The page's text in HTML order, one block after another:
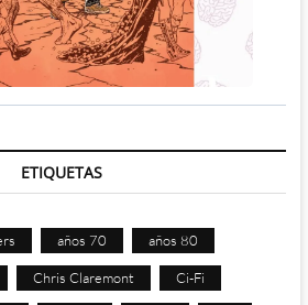
ETIQUETAS
años 70 años 80
Chris Claremont Ci-Fi